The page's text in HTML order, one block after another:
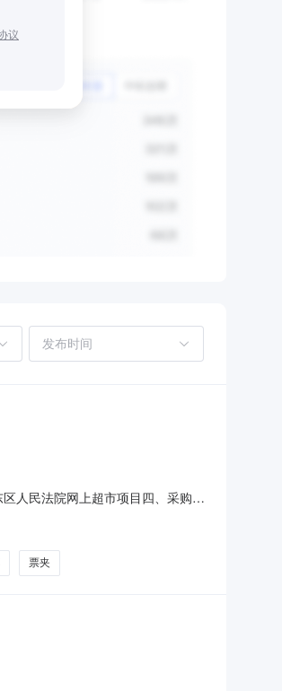
议
人民法院网上超市项目四、采购项
票夹